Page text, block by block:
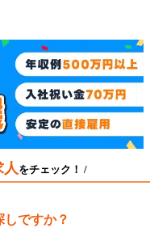
人 をチェック！ /
ですか？